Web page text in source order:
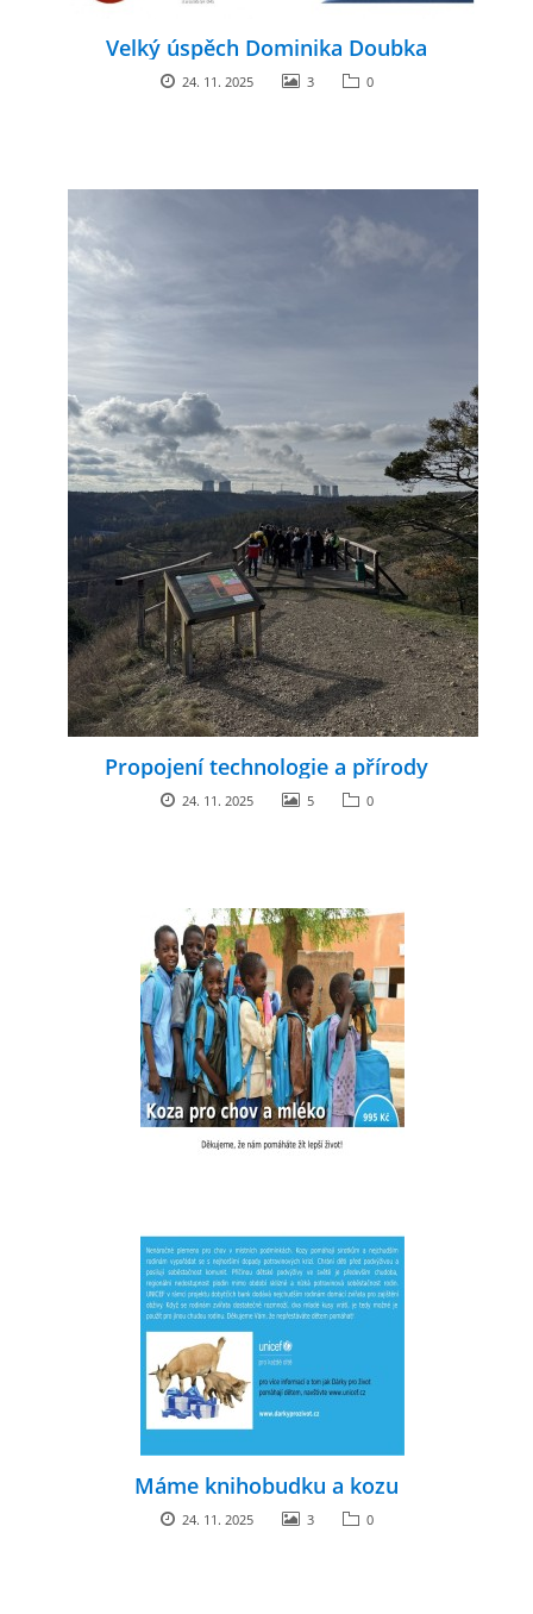
Velký úspěch Dominika Doubka
24. 11. 2025 3 0
Propojení technologie a přírody
24. 11. 2025 5 0
Máme knihobudku a kozu
24. 11. 2025 3 0